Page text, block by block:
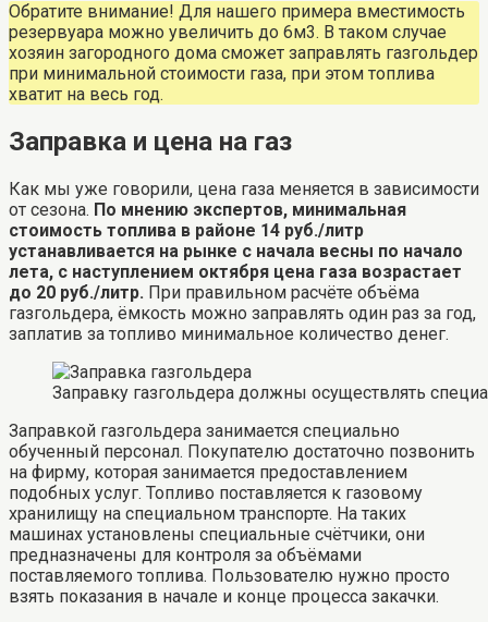
Обратите внимание! Для нашего примера вместимость
резервуара можно увеличить до 6м3. В таком случае
хозяин загородного дома сможет заправлять газгольдер
при минимальной стоимости газа, при этом топлива
хватит на весь год.
Заправка и цена на газ
Как мы уже говорили, цена газа меняется в зависимости
от сезона. По мнению экспертов, минимальная
стоимость топлива в районе 14 руб./литр
устанавливается на рынке с начала весны по начало
лета, с наступлением октября цена газа возрастает
до 20 руб./литр. При правильном расчёте объёма
газгольдера, ёмкость можно заправлять один раз за год,
заплатив за топливо минимальное количество денег.
Заправку газгольдера должны осуществлять
Заправкой газгольдера занимается специально
обученный персонал. Покупателю достаточно позвонить
на фирму, которая занимается предоставлением
подобных услуг. Топливо поставляется к газовому
хранилищу на специальном транспорте. На таких
машинах установлены специальные счётчики, они
предназначены для контроля за объёмами
поставляемого топлива. Пользователю нужно просто
взять показания в начале и конце процесса закачки.